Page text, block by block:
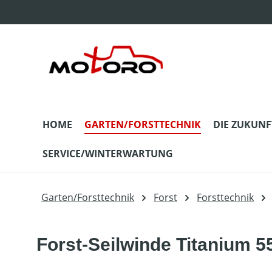
HOME GARTEN/FORSTTECHNIK DIE
SERVICE/WINTERWARTUNG
Garten/Forsttechnik Forst Forsttechnik
Forst-Seilwinde Titanium